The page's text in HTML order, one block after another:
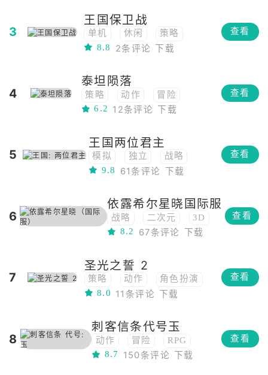
PVP
俯视角
2.5d
3
王国保卫战
单机 休闲
策略
塔防
战争模拟
2D
俯视角
中世纪
8.8 2条评论 下载
查看
4
泰坦陨落
策略 动作
冒险
高画质
战略
射击
6.2 12条评论 下载
查看
5
王国两位君主
模拟 独立
战略
9.8
61条评论 下载
查看
6
依露希尔星晓国际服
战略 二次元
3D
8.2
67条评论 下载
查看
7
圣光之誓 2
策略 动作
角色扮演
战略
二次元
战棋
8.0 11条评论 下载
查看
8
刺客信条代号玉
动作 冒险
RPG
角色扮演
战略
8.7 150条评论 下载
查看